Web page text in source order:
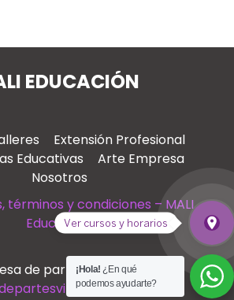
EDUCACIÓN
Extensión Profesional
Educativas
Arte Empresa
Nosotros
términos y condiciones – MALI
Educación
de partes virtual
¡Hola! ¿En qué
podemos ayudarte?
Ver
place
Ver cursos y horarios